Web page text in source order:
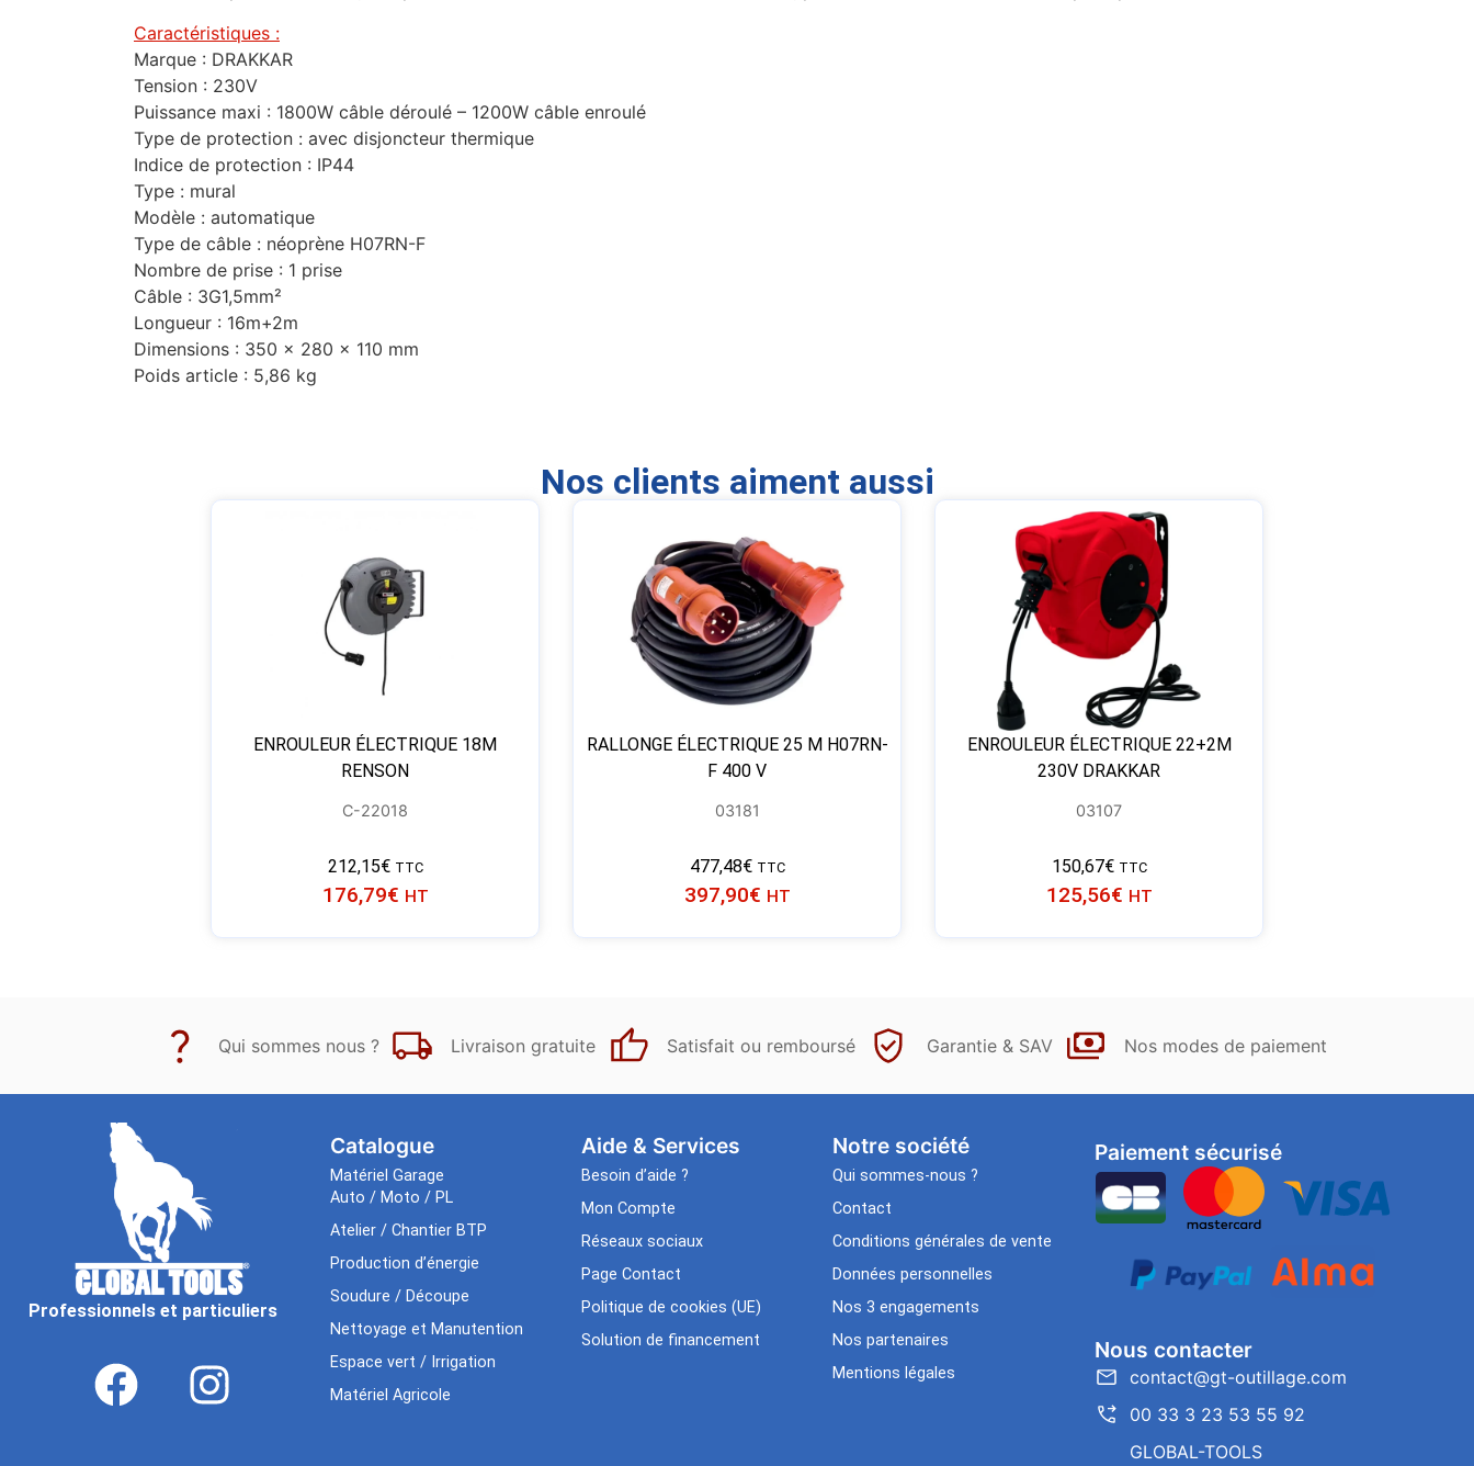
Caractéristiques :
Marque : DRAKKAR
Tension : 230V
Puissance maxi : 1800W câble déroulé – 1200W câble enroulé
Type de protection : avec disjoncteur thermique
Indice de protection : IP44
Type : mural
Modèle : automatique
Type de câble : néoprène H07RN-F
Nombre de prise : 1 prise
Câble : 3G1,5mm²
Longueur : 16m+2m
Dimensions : 350 x 280 x 110 mm
Poids article : 5,86 kg
Nos clients aiment aussi
ENROULEUR ÉLECTRIQUE 18M
RENSON
C-22018
212,15€ TTC
176,79€ HT
RALLONGE ÉLECTRIQUE 25 M H07RN-
F 400 V
03181
477,48€ TTC
397,90€ HT
ENROULEUR ÉLECTRIQUE 22+2M
230V DRAKKAR
03107
150,67€ TTC
125,56€ HT
Qui sommes nous ? Livraison gratuite Satisfait ou remboursé Garantie & SAV Nos modes de paiement
Professionnels et particuliers
Catalogue
Matériel Garage
Auto / Moto / PL
Atelier / Chantier BTP
Production d’énergie
Soudure / Découpe
Nettoyage et Manutention
Espace vert / Irrigation
Matériel Agricole
Aide & Services​
Besoin d’aide ?
Mon Compte
Réseaux sociaux
Page Contact
Politique de cookies (UE)
Solution de financement
Notre société
Qui sommes-nous ?
Contact
Conditions générales de vente
Données personnelles
Nos 3 engagements
Nos partenaires
Mentions légales
Paiement sécurisé
Nous contacter
contact@gt-outillage.com
00 33 3 23 53 55 92
GLOBAL-TOOLS